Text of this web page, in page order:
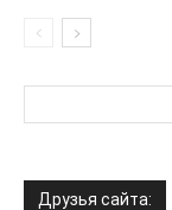
Друзья сайта: